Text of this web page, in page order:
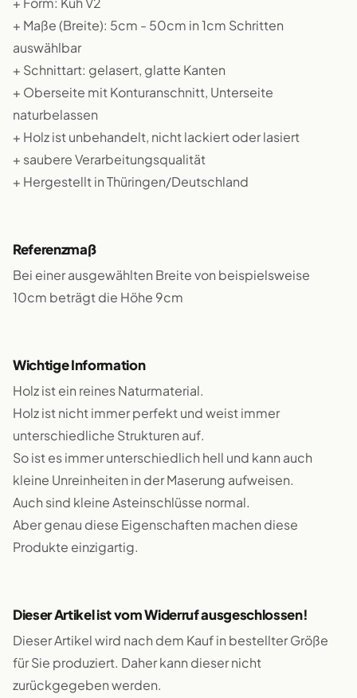
+ Maße (Breite): 5cm - 50cm in 1cm Schritten
auswählbar
+ Schnittart: gelasert, glatte Kanten
+ Oberseite mit Konturanschnitt, Unterseite
naturbelassen
+ Holz ist unbehandelt, nicht lackiert oder lasiert
+ saubere Verarbeitungsqualität
+ Hergestellt in Thüringen/Deutschland
Referenzmaß
Bei einer ausgewählten Breite von beispielsweise
10cm beträgt die Höhe 9cm
Wichtige Information
Holz ist ein reines Naturmaterial.
Holz ist nicht immer perfekt und weist immer
unterschiedliche Strukturen auf.
So ist es immer unterschiedlich hell und kann auch
kleine Unreinheiten in der Maserung aufweisen.
Auch sind kleine Asteinschlüsse normal.
Aber genau diese Eigenschaften machen diese
Produkte einzigartig.
Dieser Artikel ist vom Widerruf ausgeschlossen!
Dieser Artikel wird nach dem Kauf in bestellter Größe
für Sie produziert. Daher kann dieser nicht
zurückgegeben werden.